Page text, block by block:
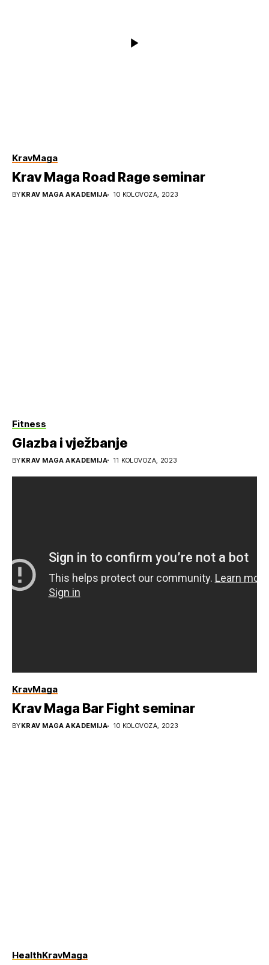
KravMaga
Krav Maga Road Rage seminar
BYKRAV MAGA AKADEMIJA 10 KOLOVOZA, 2023
Fitness
Glazba i vježbanje
BYKRAV MAGA AKADEMIJA 11 KOLOVOZA, 2023
KravMaga
Krav Maga Bar Fight seminar
BYKRAV MAGA AKADEMIJA 10 KOLOVOZA, 2023
HealthKravMaga